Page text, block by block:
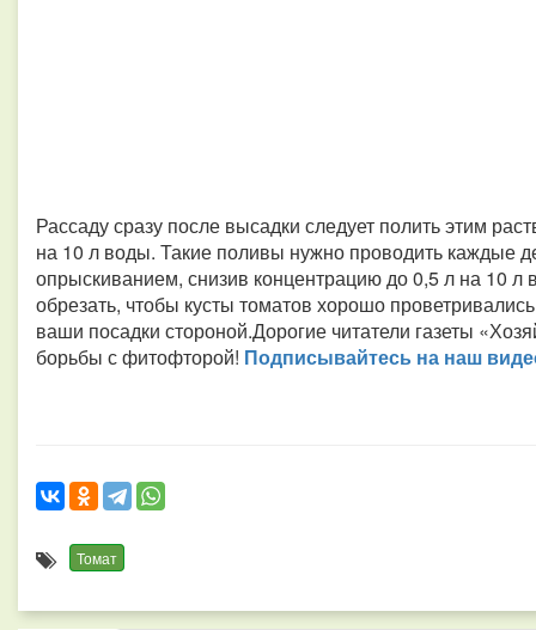
Рассаду сразу после высадки следует полить этим
на 10 л воды. Такие поливы нужно проводить каждые
опрыскиванием, снизив концентрацию до 0,5 л на 10
обрезать, чтобы кусты томатов хорошо
ваши посадки стороной.Дорогие читатели газеты
борьбы с фитофторой! Подписывайтесь на наш
Томат